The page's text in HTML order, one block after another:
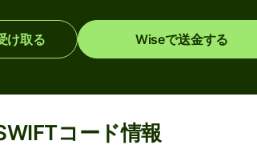
け取る Wiseで送金する
コード情報